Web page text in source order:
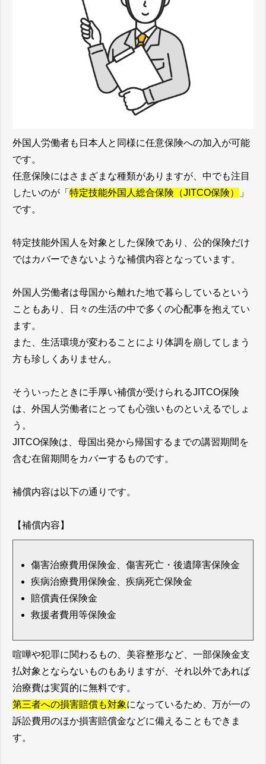
外国人労働者も日本人と同様に任意保険への加入が可能
です。
任意保険にはさまざまな種類がありますが、中でも注目
したいのが「 特定技能外国人総合保険（JITCO保険）
」
です。
特定技能外国人を対象とした保険であり、公的保険だけ
ではカバーできないような補償内容となっています。
外国人労働者は母国から離れた地で暮らしているという
こともあり、日々の生活の中で多くの心配事を抱えてい
ます。
また、生活環境が変わることにより体調を崩してしまう
方も珍しくありません。
そういったときに手厚い補償が受けられるJITCO保険
は、外国人労働者にとっても心強いものといえるでしょ
う。
JITCO保険は、母国出発から帰国するまでの講習期間を
含む在留期間をカバーするものです。
補償内容は以下の通りです。
【補償内容】
傷害治療費用保険金、傷害死亡・後遺障害保険金
疾病治療費用保険金、疾病死亡保険金
賠償責任保険金
救援者費用等保険金
喧嘩や犯罪に関わるもの、美容整形など、一部保険金支
払対象とならないものもありますが、それ以外であれば
治療費は実質的に無料です。
第三者への損害賠償も対象になっているため、万が一の
訴訟費用のほか損害賠償金などに備えることもできま
す。